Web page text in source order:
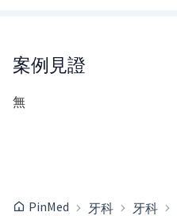
案例見證
無
PinMed 牙科 牙科